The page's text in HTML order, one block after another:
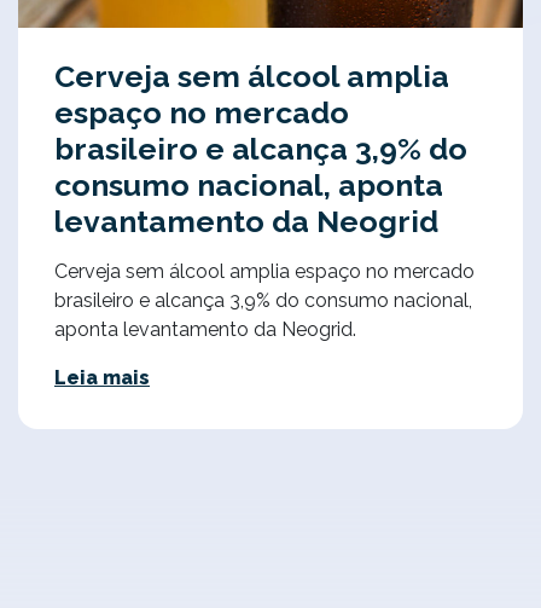
Cerveja sem álcool amplia
espaço no mercado
brasileiro e alcança 3,9% do
consumo nacional, aponta
levantamento da Neogrid
Cerveja sem álcool amplia espaço no mercado
brasileiro e alcança 3,9% do consumo nacional,
aponta levantamento da Neogrid.
Leia mais